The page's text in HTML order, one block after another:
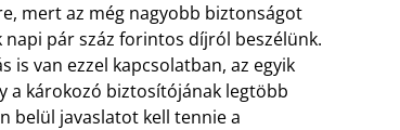
mert az még nagyobb biztonságot
napi pár száz forintos díjról beszélünk.
is van ezzel kapcsolatban, az egyik
a károkozó biztosítójának legtöbb
belül javaslatot kell tennie a